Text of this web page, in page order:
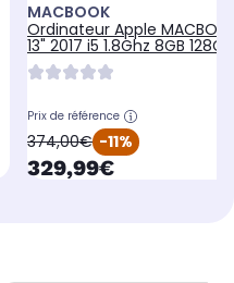
MACBOOK
Ordinateur Apple
13" 2017 i5 1.8Ghz 8GB
Prix de référence
oldPrice
374,00€ -11%
currentPrice
329,99€